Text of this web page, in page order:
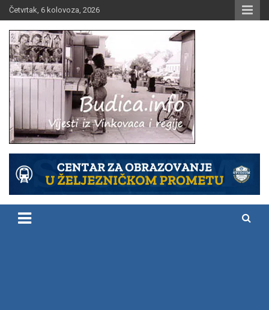
Skip
to
content
Četvrtak, 6 kolovoza, 2026
Budica.info